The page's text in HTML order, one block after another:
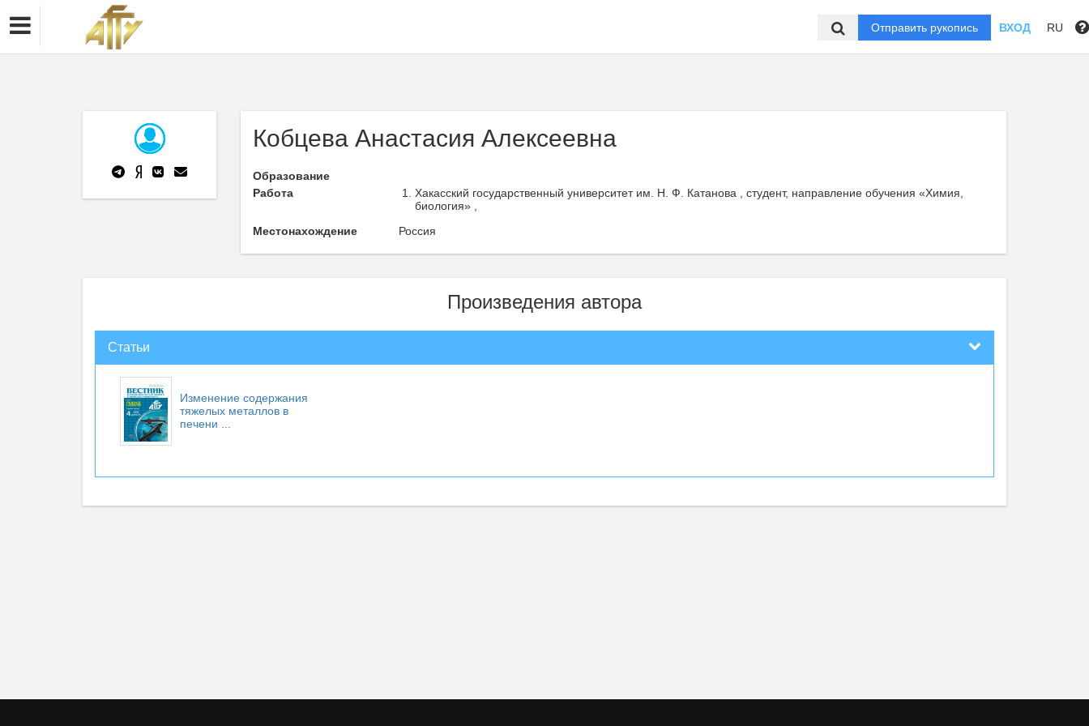
Отправить рукопись ВХОД RU
Кобцева Анастасия Алексеевна
Образование
Работа
Хакасский государственный университет им. Н. Ф. Катанова , студент, направление обучения «Химия,
биология» ,
Местонахождение
Россия
Произведения автора
Статьи
Изменение содержания
тяжелых металлов в
печени ...